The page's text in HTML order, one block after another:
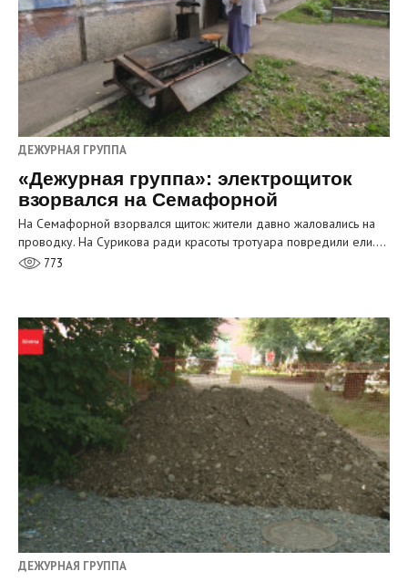
ДЕЖУРНАЯ ГРУППА
«Дежурная группа»: электрощиток
взорвался на Семафорной
На Семафорной взорвался щиток: жители давно жаловались на
проводку. На Сурикова ради красоты тротуара повредили ели.…
773
ДЕЖУРНАЯ ГРУППА